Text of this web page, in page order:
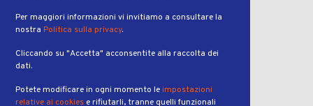
Via Ferruccio Pelli 13
6900, Lugano
ORARI
dalle 7:00 alle 19:00
Per maggiori informazioni vi invitiamo a consultare la
nostra Politica sulla privacy.
Cliccando su "Accetta" acconsentite alla raccolta dei
dati.
Potete modificare in ogni momento leimpostazioni
relative ai cookies e rifiutarli, tranne quelli funzionali